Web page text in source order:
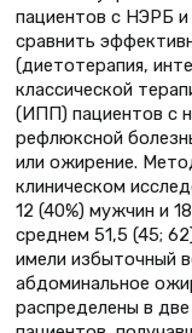
пациентов с НЭРБ
сравнить
(диетотерапия,
классической
(ИПП) пациентов с
рефлюксной
или ожирение.
клиническом
12 (40%) мужчин и
среднем 51,5 (45;
имели избыточный
абдоминальное
распределены в